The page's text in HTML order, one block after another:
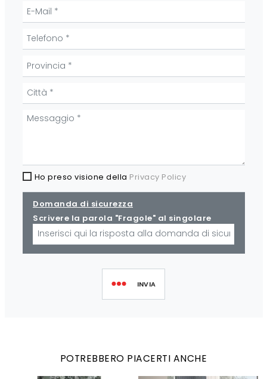
Ho preso visione della Privacy Policy
Domanda di sicurezza
Scrivere la parola "Fragole" al singolare
INVIA
POTREBBERO PIACERTI ANCHE